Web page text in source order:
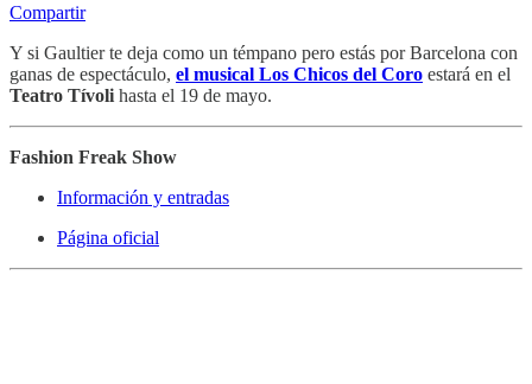
Compartir
Y si Gaultier te deja como un témpano pero estás por Barcelona con
ganas de espectáculo, el musical Los Chicos del Coro estará en el
Teatro Tívoli hasta el 19 de mayo.
Fashion Freak Show
Información y entradas
Página oficial